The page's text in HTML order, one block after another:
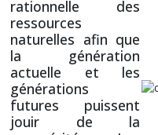
rationnelle des
ressources
naturelles afin que
la génération
actuelle et les
générations
futures puissent
jouir de la